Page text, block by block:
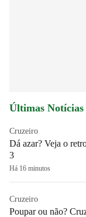
Últimas Notícias
Cruzeiro
Dá azar? Veja o
3
Há 16 minutos
Cruzeiro
Poupar ou não?